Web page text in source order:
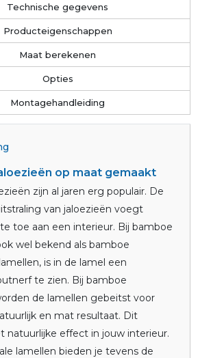
Technische gegevens
Producteigenschappen
Maat berekenen
Opties
Montagehandleiding
op maat gemaakt
zijn al jaren erg populair. De
van jaloezieën voegt
toe aan een interieur. Bij bamboe
wel bekend als bamboe
is in de lamel een
te zien. Bij bamboe
de lamellen gebeitst voor
en mat resultaat. Dit
natuurlijke effect in jouw interieur.
lamellen bieden je tevens de